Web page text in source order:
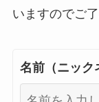
いますのでご
名前（ニック